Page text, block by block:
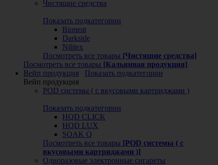
Чистящие средства
Показать подкатегории
Bioneat
Darkside
Nilitex
Посмотреть все товары [Чистящие средства]
Посмотреть все товары [Кальянная продукция]
Вейп продукция
Показать подкатегории
Вейп продукция
POD системы ( с вкусовыми картриджами )
Показать подкатегории
HQD CLICK
HQD LUX
SOAK Q
Посмотреть все товары [POD системы ( с
вкусовыми картриджами )]
Одноразовые электронные сигареты